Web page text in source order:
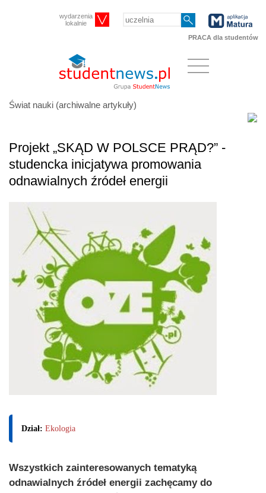
wydarzenia
lokalnie
PRACA dla studentów
Świat nauki (archiwalne artykuły)
Projekt „SKĄD W POLSCE PRĄD?” -
studencka inicjatywa promowania
odnawialnych źródeł energii
Dział: Ekologia
Wszystkich zainteresowanych tematyką
odnawialnych źródeł energii zachęcamy do